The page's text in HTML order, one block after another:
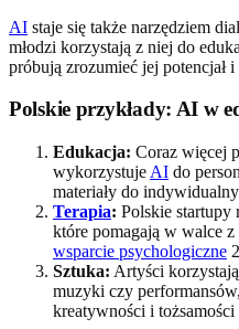
AI staje się także narzędziem
młodzi korzystają z niej do
próbują zrozumieć jej potencjał i
Polskie przykłady: AI w
Edukacja: Coraz więcej
wykorzystuje AI do
materiały do
Terapia: Polskie startupy
które pomagają w walce z
wsparcie psychologiczne
Sztuka: Artyści
muzyki czy
kreatywności i